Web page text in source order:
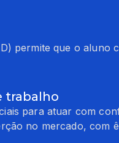
permite que o aluno
trabalho
para atuar com
no mercado, com